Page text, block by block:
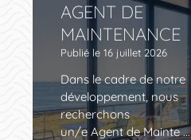
AGENT DE
MAINTENANCE
Publié le 16 juillet 2026
Dans le cadre de notre
développement, nous
recherchons
un/e Agent de Mainte ...